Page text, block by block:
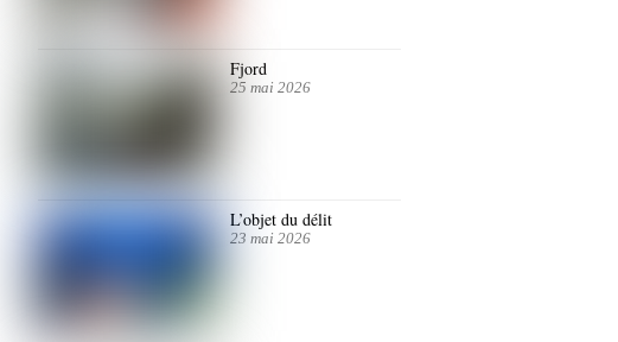
Fjord
25 mai 2026
L’objet du délit
23 mai 2026